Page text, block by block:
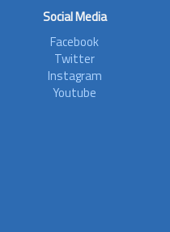
Social Media
Facebook
Twitter
Instagram
Youtube